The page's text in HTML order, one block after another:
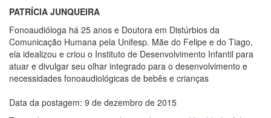
PATRÍCIA JUNQUEIRA
Fonoaudióloga há 25 anos e Doutora em Distúrbios da
Comunicação Humana pela Unifesp. Mãe do Felipe e do Tiago,
ela idealizou e criou o Instituto de Desenvolvimento Infantil para
atuar e divulgar seu olhar integrado para o desenvolvimento e
necessidades fonoaudiológicas de bebês e crianças
Data da postagem: 9 de dezembro de 2015